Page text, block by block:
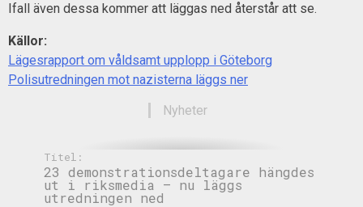
Ifall även dessa kommer att läggas ned återstår att se.
Källor:
Lägesrapport om våldsamt upplopp i Göteborg
Polisutredningen mot nazisterna läggs ner
Nyheter
Titel:
23 demonstrationsdeltagare hängdes
ut i riksmedia – nu läggs
utredningen ned